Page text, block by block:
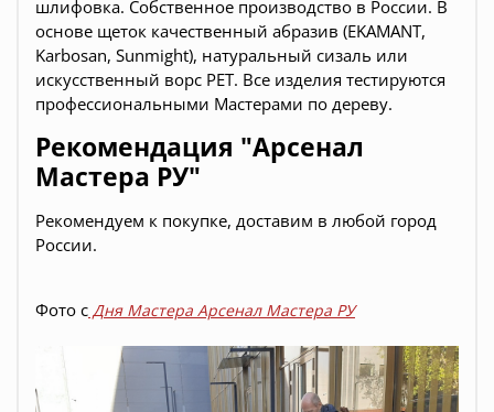
шлифовка. Собственное производство в России. В
основе щеток качественный абразив (EKAMANT,
Karbosan, Sunmight), натуральный сизаль или
искусственный ворс PET. Все изделия тестируются
профессиональными Мастерами по дереву.
Рекомендация "Арсенал
Мастера РУ"
Рекомендуем к покупке, доставим в любой город
России.
Фото с Дня Мастера Арсенал Мастера РУ